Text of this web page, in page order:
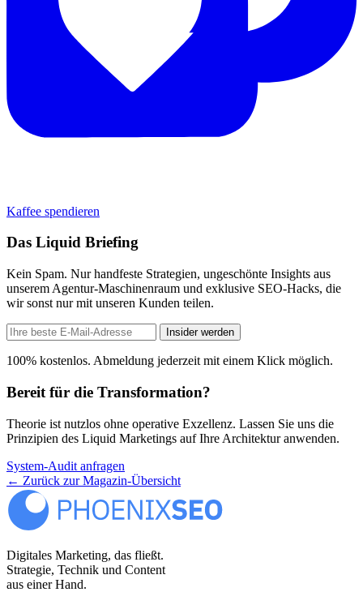
Kaffee spendieren
Das Liquid Briefing
Kein Spam. Nur handfeste Strategien, ungeschönte Insights aus
unserem Agentur-Maschinenraum und exklusive SEO-Hacks, die
wir sonst nur mit unseren Kunden teilen.
Insider werden
100% kostenlos. Abmeldung jederzeit mit einem Klick möglich.
Bereit für die Transformation?
Theorie ist nutzlos ohne operative Exzellenz. Lassen Sie uns die
Prinzipien des Liquid Marketings auf Ihre Architektur anwenden.
System-Audit anfragen
← Zurück zur Magazin-Übersicht
Digitales Marketing, das fließt.
Strategie, Technik und Content
aus einer Hand.